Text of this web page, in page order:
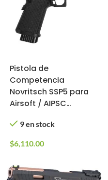
Pistola de
Competencia
Novritsch SSP5 para
Airsoft / AIPSC
Longitud: 4.3″)
9 en stock
$6,110.00